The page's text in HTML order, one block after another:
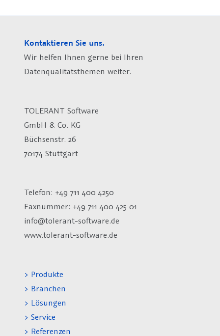
Kontaktieren Sie uns.
Wir helfen Ihnen gerne bei Ihren
Datenqualitätsthemen weiter.
TOLERANT Software
GmbH & Co. KG
Büchsenstr. 26
70174 Stuttgart
Telefon: +49 711 400 4250
Faxnummer: +49 711 400 425 01
info@tolerant-software.de
www.tolerant-software.de
> Produkte
> Branchen
> Lösungen
> Service
> Referenzen